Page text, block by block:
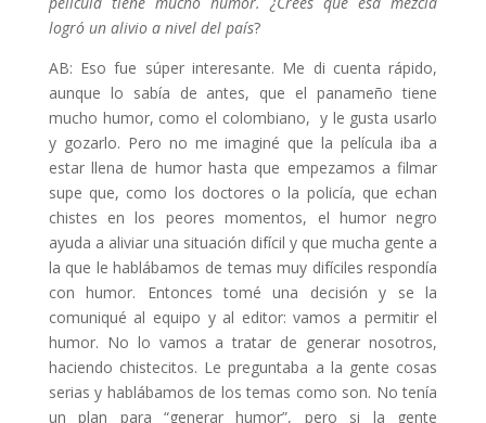
logró un alivio a nivel del país?
AB: Eso fue súper interesante. Me di cuenta rápido,
aunque lo sabía de antes, que el panameño tiene
mucho humor, como el colombiano, y le gusta usarlo
y gozarlo. Pero no me imaginé que la película iba a
estar llena de humor hasta que empezamos a filmar
supe que, como los doctores o la policía, que echan
chistes en los peores momentos, el humor negro
ayuda a aliviar una situación difícil y que mucha gente a
la que le hablábamos de temas muy difíciles respondía
con humor. Entonces tomé una decisión y se la
comuniqué al equipo y al editor: vamos a permitir el
humor. No lo vamos a tratar de generar nosotros,
haciendo chistecitos. Le preguntaba a la gente cosas
serias y hablábamos de los temas como son. No tenía
un plan para “generar humor”, pero si la gente